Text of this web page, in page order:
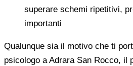
superare schemi ripetitivi,
importanti
Qualunque sia il motivo che ti
psicologo a Adrara San Rocco, il